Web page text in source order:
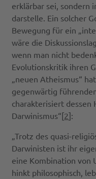
erklärbar sei, sondern
darstelle. Ein solcher
Bewegung für ein
wäre die
wenn man nicht
Evolutionskritik ihren
„neuen Atheismus“
gegenwärtig
charakterisiert dessen
Darwinismus“[2]:
„Trotz des quasi-
Darwinisten ist ihr
eine Kombination von
hinkt philosophisch,